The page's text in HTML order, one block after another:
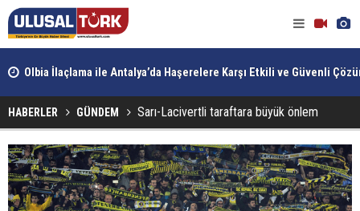
Olbia İlaçlama ile Antalya’da Haşerelere Karşı Etkili ve Güvenli
HABERLER GÜNDEM Sarı-Lacivertli taraftara büyük önlem